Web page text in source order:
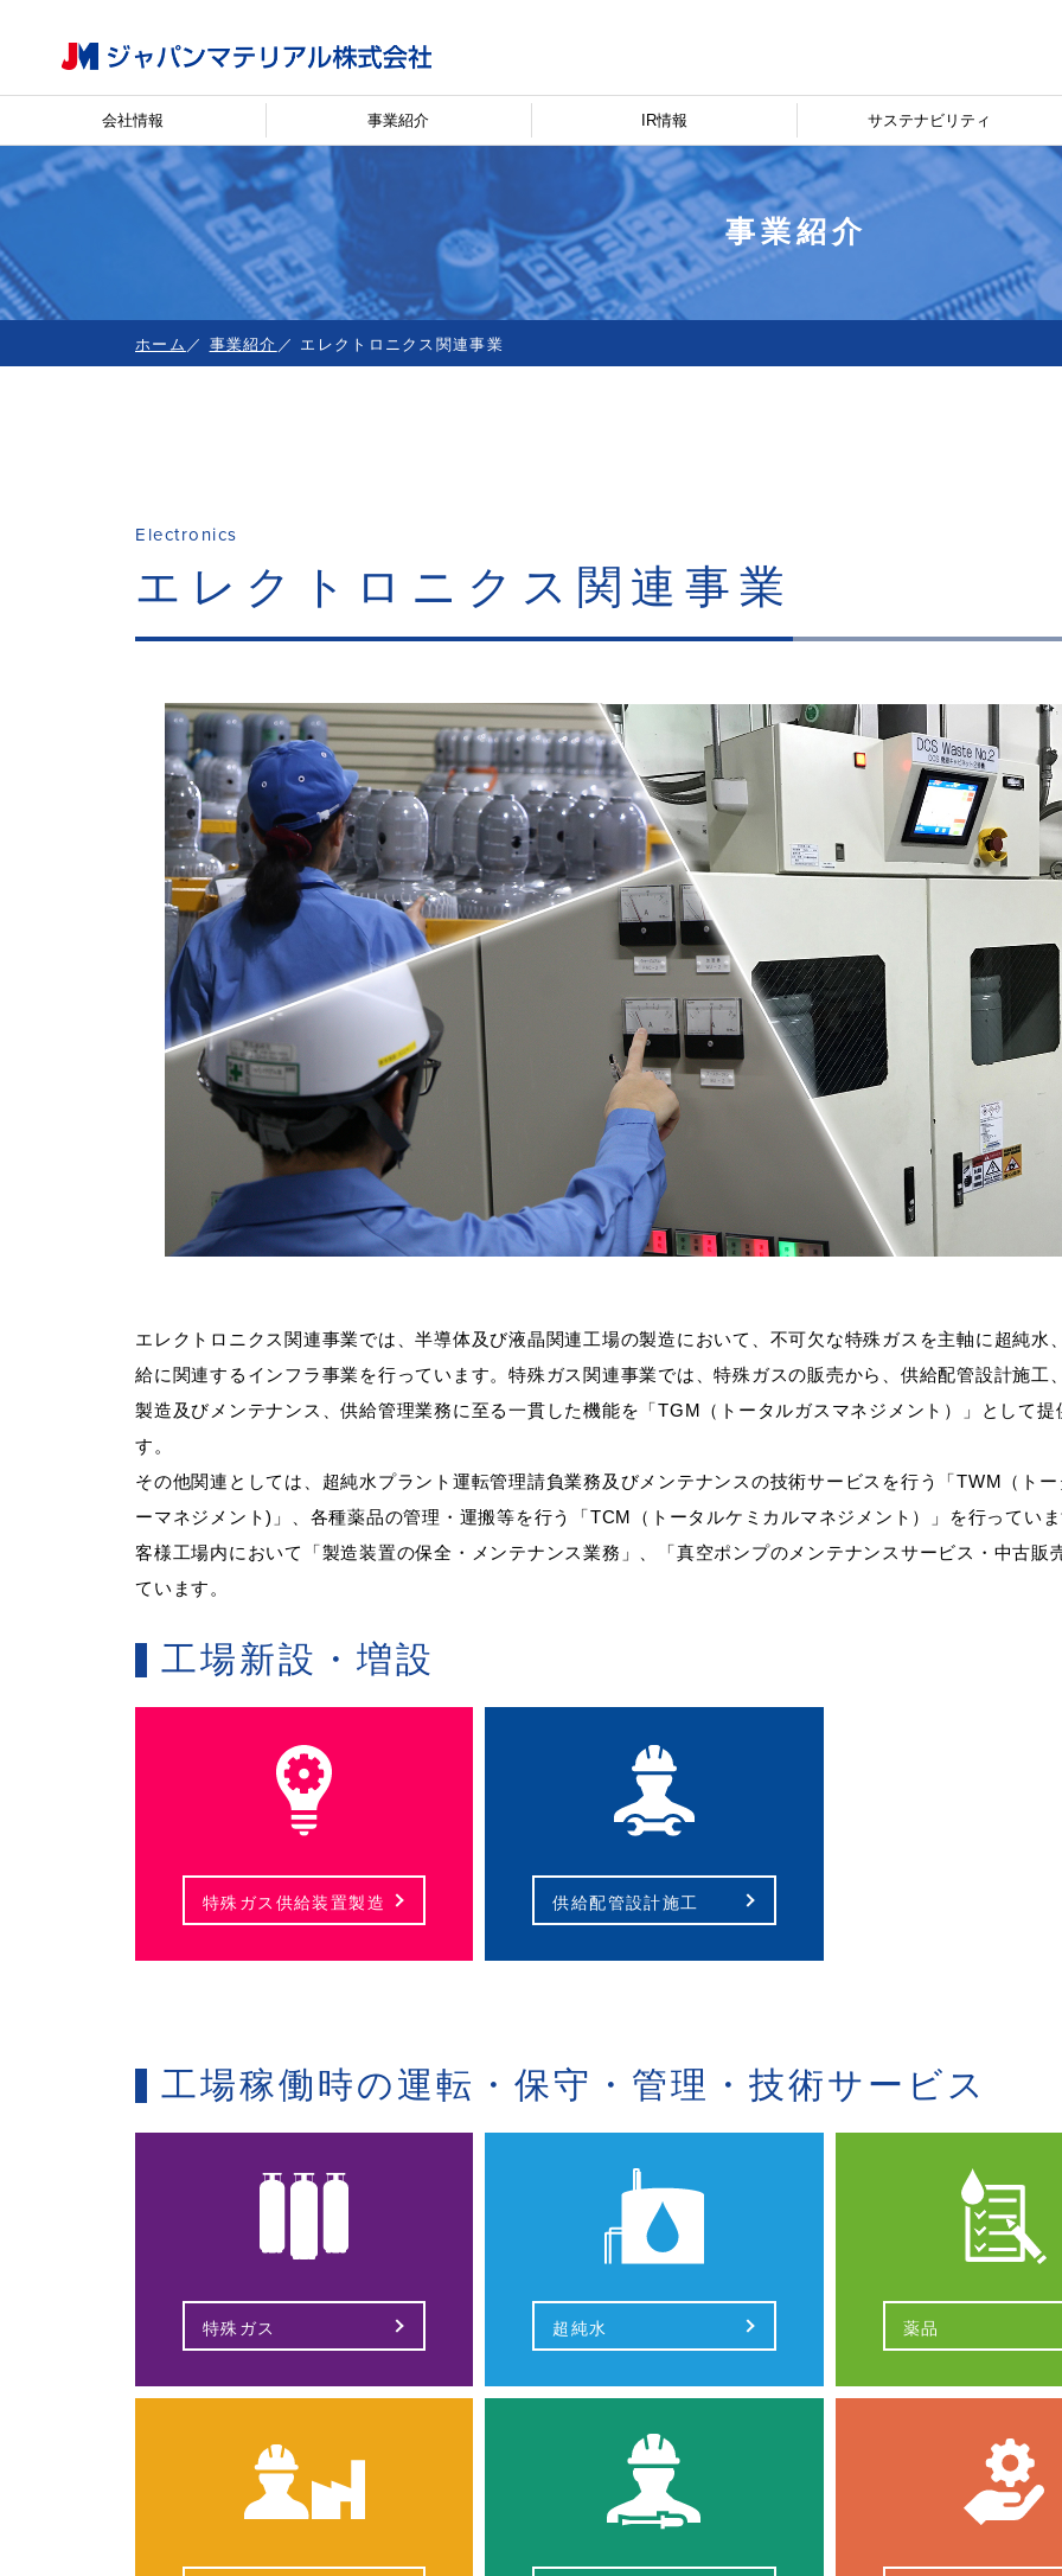
会社情報 事業紹介 IR情報 サステナビリティ
事業紹介
ホーム 事業紹介 エレクトロニクス関連事業
Electronics
エレクトロニクス関連事業
エレクトロニクス関連事業では、半導体及び液晶関連工場の製造において、不可欠な特殊ガスを主軸に超純水
給に関連するインフラ事業を行っています。特殊ガス関連事業では、特殊ガスの販売から、供給配管設計施工
製造及びメンテナンス、供給管理業務に至る一貫した機能を「TGM（トータルガスマネジメント）」として提
す。
その他関連としては、超純水プラント運転管理請負業務及びメンテナンスの技術サービスを行う「TWM（ト
ーマネジメント)」、各種薬品の管理・運搬等を行う「TCM（トータルケミカルマネジメント）」を行ってい
客様工場内において「製造装置の保全・メンテナンス業務」、「真空ポンプのメンテナンスサービス・中古販
ています。
工場新設・増設
特殊ガス供給装置製造 供給配管設計施工
工場稼働時の運転・保守・管理・技術サービス
特殊ガス 超純水 薬品